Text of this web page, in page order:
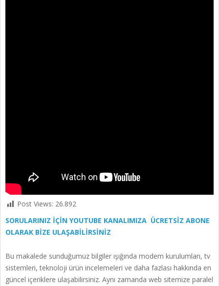
Post Views: 26.892
SORULARINIZ İÇİN YOUTUBE KANALIMIZA ÜCRETSİZ ABONE
OLARAK BİZE ULAŞABİLİRSİNİZ
Bu makalede sunduğumuz bilgiler ışığında modem kurulumları, tv
sistemleri, teknoloji ürün incelemeleri ve daha fazlası hakkında en
güncel içeriklere ulaşabilirsiniz. Aynı zamanda web sitemize paralel